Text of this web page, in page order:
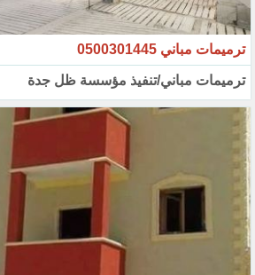
ترميمات مباني 0500301445
ترميمات مباني/تنفيذ مؤسسة ظل جدة